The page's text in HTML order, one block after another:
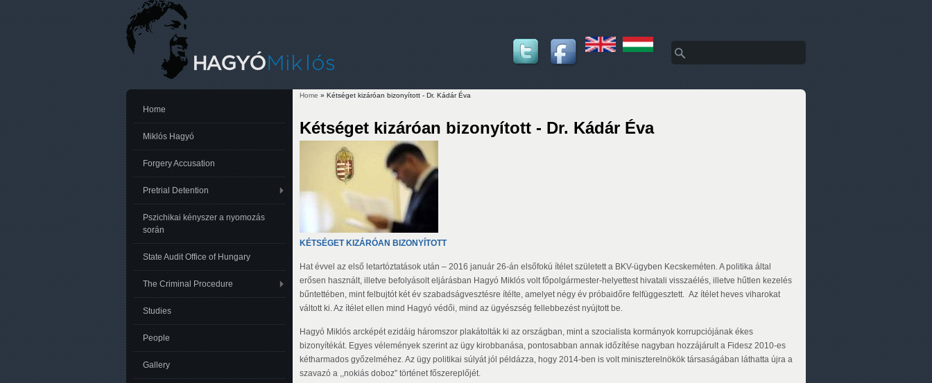
Search form
Search
Home » Kétséget kizáróan bizonyított - Dr. Kádár Éva
Kétséget kizáróan bizonyított - Dr. Kádár Éva
KÉTSÉGET KIZÁRÓAN BIZONYÍTOTT
Hat évvel az első letartóztatások után – 2016 január 26-án elsőfokú ítélet született a BKV-ügyben Kecskeméten. A politika által
erősen használt, illetve befolyásolt eljárásban Hagyó Miklós volt főpolgármester-helyettest hivatali visszaélés, illetve hűtlen kezelés
bűntettében, mint felbujtót két év szabadságvesztésre ítélte, amelyet négy év próbaidőre felfüggesztett. Az ítélet heves viharokat
váltott ki. Az ítélet ellen mind Hagyó védői, mind az ügyészség fellebbezést nyújtott be.
Hagyó Miklós arcképét ezidáig háromszor plakátolták ki az országban, mint a szocialista kormányok korrupciójának ékes
bizonyítékát. Egyes vélemények szerint az ügy kirobbanása, pontosabban annak időzítése nagyban hozzájárult a Fidesz 2010-es
kétharmados győzelméhez. Az ügy politikai súlyát jól példázza, hogy 2014-ben is volt miniszterelnökök társaságában láthatta újra a
szavazó a ,,nokiás doboz” történet főszereplőjét.
Home
Miklós Hagyó
Forgery Accusation
Pretrial Detention
Pszichikai kényszer a nyomozás
során
State Audit Office of Hungary
The Criminal Procedure
Studies
People
Gallery